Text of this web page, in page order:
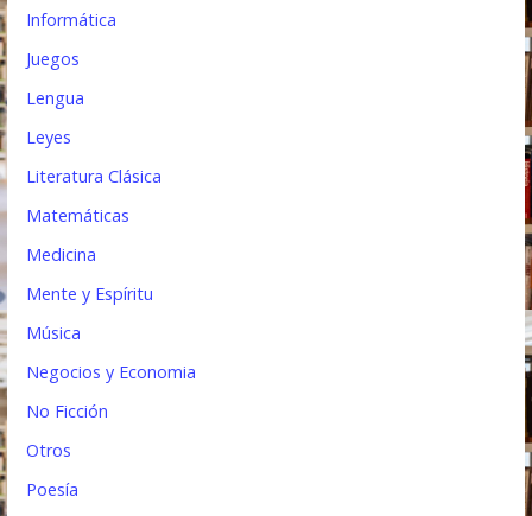
Informática
Juegos
Lengua
Leyes
Literatura Clásica
Matemáticas
Medicina
Mente y Espíritu
Música
Negocios y Economia
No Ficción
Otros
Poesía